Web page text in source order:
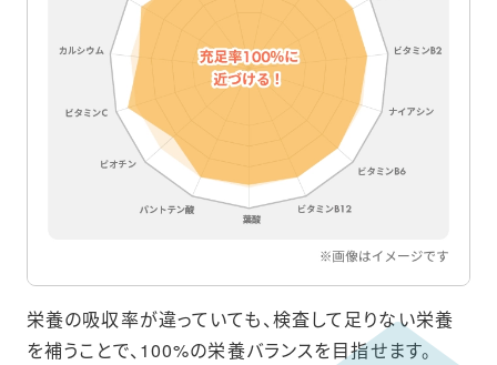
栄養の吸収率が違っていても、検査して足りない栄養
を補うことで、100%の栄養バランスを目指せます。